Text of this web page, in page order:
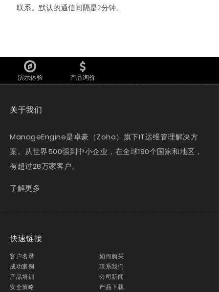
联系。默认的通信间隔是2分钟。
演示体验 产品询价
关于我们
ManageEngine是卓豪（Zoho）旗下IT运维管理解决方
案。从世界500强到中小企业，在全球190个国家和地区，
有超过28万家客户。
了解更多
快速链接
客户名录
成功案例
产品培训
安全策略
如何购买
联系我们
公司新闻
产品下载